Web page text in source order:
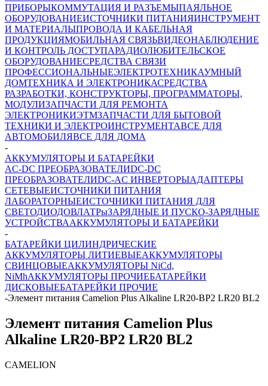
ПРИБОРЫКОММУТАЦИЯ И РАЗЪЕМЫПАЯЛЬНОЕ
ОБОРУДОВАНИЕИСТОЧНИКИ ПИТАНИЯИНСТРУМЕНТ
И МАТЕРИАЛЫПРОВОДА И КАБЕЛЬНАЯ
ПРОДУКЦИЯМОБИЛЬНАЯ СВЯЗЬВИДЕОНАБЛЮДЕНИЕ
И КОНТРОЛЬ ДОСТУПАРАДИОЛЮБИТЕЛЬСКОЕ
ОБОРУДОВАНИЕСРЕДСТВА СВЯЗИ
ПРОФЕССИОНАЛЬНЫЕЭЛЕКТРОТЕХНИКАУМНЫЙ
ДОМТЕХНИКА И ЭЛЕКТРОНИКАСРЕДСТВА
РАЗРАБОТКИ, КОНСТРУКТОРЫ, ПРОГРАММАТОРЫ,
МОДУЛИЗАПЧАСТИ ДЛЯ РЕМОНТА
ЭЛЕКТРОНИКИЭТМЗАПЧАСТИ ДЛЯ БЫТОВОЙ
ТЕХНИКИ И ЭЛЕКТРОИНСТРУМЕНТАВСЕ ДЛЯ
АВТОМОБИЛЯВСЕ ДЛЯ ДОМА
-
АККУМУЛЯТОРЫ И БАТАРЕЙКИ
AC-DC ПРЕОБРАЗОВАТЕЛИDC-DC
ПРЕОБРАЗОВАТЕЛИDC-AC ИНВЕРТОРЫАДАПТЕРЫ
СЕТЕВЫЕИСТОЧНИКИ ПИТАНИЯ
ЛАБОРАТОРНЫЕИСТОЧНИКИ ПИТАНИЯ ДЛЯ
СВЕТОДИОДОВЛАТРыЗАРЯДНЫЕ И ПУСКО-ЗАРЯДНЫЕ
УСТРОЙСТВААККУМУЛЯТОРЫ И БАТАРЕЙКИ
-
БАТАРЕЙКИ ЦИЛИНДРИЧЕСКИЕ
АККУМУЛЯТОРЫ ЛИТИЕВЫЕАККУМУЛЯТОРЫ
СВИНЦОВЫЕАККУМУЛЯТОРЫ NiCd,
NiMhАККУМУЛЯТОРЫ ПРОЧИЕБАТАРЕЙКИ
ДИСКОВЫЕБАТАРЕЙКИ ПРОЧИЕ
-Элемент питания Camelion Plus Alkaline LR20-BP2 LR20 BL2
Элемент питания Camelion Plus
Alkaline LR20-BP2 LR20 BL2
CAMELION